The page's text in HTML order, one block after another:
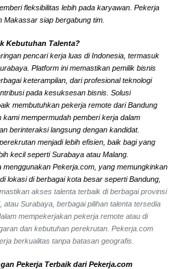
fleksibilitas lebih pada karyawan. Pekerja
siap bergabung tim.
Kebutuhan Talenta?
pencari kerja luas di Indonesia, termasuk
Platform ini memastikan pemilik bisnis
keterampilan, dari profesional teknologi
pada kesuksesan bisnis. Solusi
membutuhkan pekerja remote dari Bandung
mempermudah pemberi kerja dalam
berinteraksi langsung dengan kandidat.
menjadi lebih efisien, baik bagi yang
kecil seperti Surabaya atau Malang.
menggunakan Pekerja.com, yang memungkinkan
lokasi di berbagai kota besar seperti Bandung,
akses talenta terbaik di berbagai provinsi
Surabaya, berbagai pilihan talenta tersedia
mempekerjakan pekerja remote atau di
dan kebutuhan perekrutan. Pekerja.com
berkualitas tanpa batasan geografis.
Pekerja Terbaik dari Pekerja.com